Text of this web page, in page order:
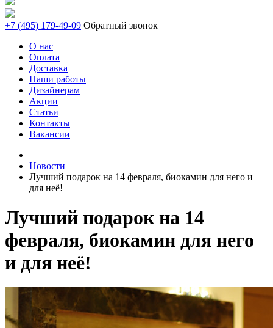
+7 (495) 179-49-09 Обратный звонок
О нас
Оплата
Доставка
Наши работы
Дизайнерам
Акции
Статьи
Контакты
Вакансии
Новости
Лучший подарок на 14 февраля, биокамин для него и
для неё!
Лучший подарок на 14
февраля, биокамин для него
и для неё!